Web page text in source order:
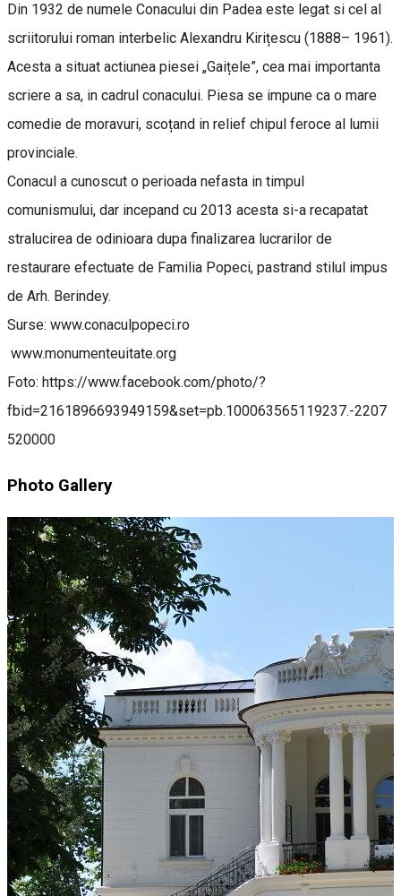
Din 1932 de numele Conacului din Padea este legat si cel al
scriitorului roman interbelic Alexandru Kirițescu (1888– 1961).
Acesta a situat actiunea piesei „Gaițele”, cea mai importanta
scriere a sa, in cadrul conacului. Piesa se impune ca o mare
comedie de moravuri, scoțand in relief chipul feroce al lumii
provinciale.
Conacul a cunoscut o perioada nefasta in timpul
comunismului, dar incepand cu 2013 acesta si-a recapatat
stralucirea de odinioara dupa finalizarea lucrarilor de
restaurare efectuate de Familia Popeci, pastrand stilul impus
de Arh. Berindey.
Surse: www.conaculpopeci.ro
www.monumenteuitate.org
Foto: https://www.facebook.com/photo/?
fbid=2161896693949159&set=pb.100063565119237.-2207
520000
Photo Gallery